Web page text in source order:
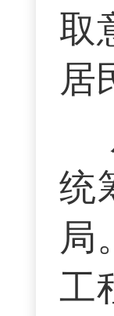
取
居
统
局
工